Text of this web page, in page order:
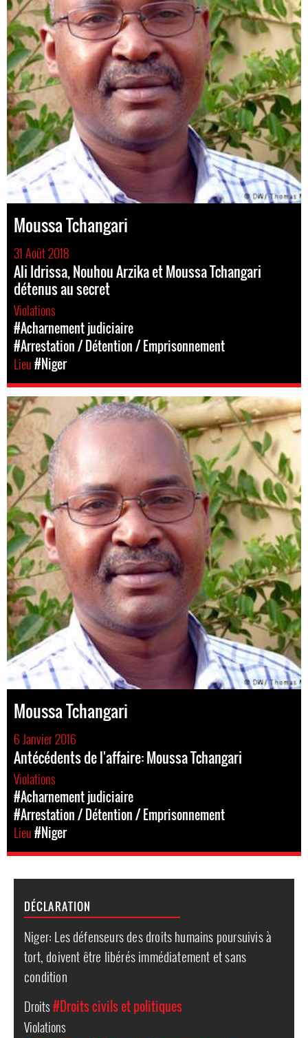
Moussa Tchangari
31 Août 2018
Ali Idrissa, Nouhou Arzika et Moussa Tchangari
détenus au secret
Violations
#Acharnement judiciaire
#Arrestation / Détention / Emprisonnement
Lieu#Niger
Moussa Tchangari
6 Janvier 2016
Antécédents de l'affaire: Moussa Tchangari
Violations
#Acharnement judiciaire
#Arrestation / Détention / Emprisonnement
Lieu#Niger
DÉCLARATION
Niger: Les défenseurs des droits humains poursuivis à
tort, doivent être libérés immédiatement et sans
condition
Droits#Droits civils et politiques
Violations